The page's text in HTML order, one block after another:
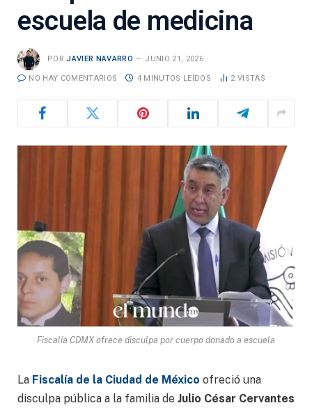
escuela de medicina
POR JAVIER NAVARRO JUNIO 21, 2026
NO HAY COMENTARIOS 4 MINUTOS LEÍDOS 2 VISTAS
Fiscalía CDMX ofrece disculpa por cuerpo donado a escuela
La Fiscalía de la Ciudad de México ofreció una
disculpa pública a la familia de Julio César Cervantes